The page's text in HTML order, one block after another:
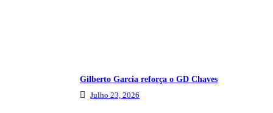
Gilberto Garcia reforça o GD Chaves
Julho 23, 2026